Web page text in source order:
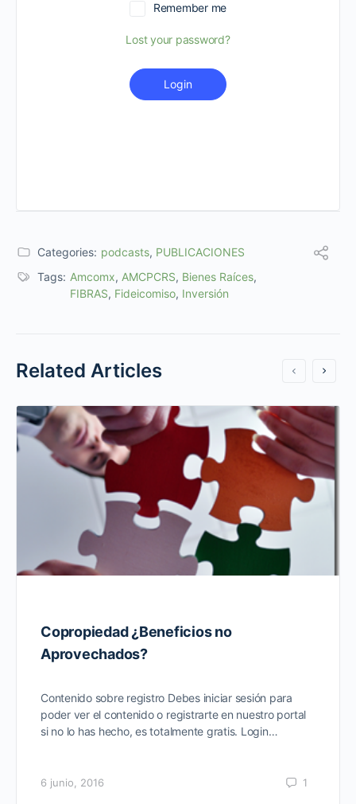
Remember me
Lost your password?
Login
Categories: podcasts, PUBLICACIONES
Tags: Amcomx, AMCPCRS, Bienes Raíces,
FIBRAS, Fideicomiso, Inversión
Related Articles
Copropiedad ¿Beneficios no
Aprovechados?
Contenido sobre registro Debes iniciar sesión para
poder ver el contenido o registrarte en nuestro portal
si no lo has hecho, es totalmente gratis. Login…
6 junio, 2016 1